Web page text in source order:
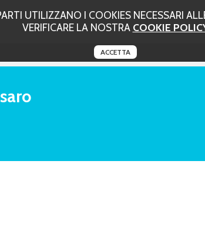
UTILIZZANO I COOKIES NECESSARI
VERIFICARE LA NOSTRA COOKIE
ACCETTA